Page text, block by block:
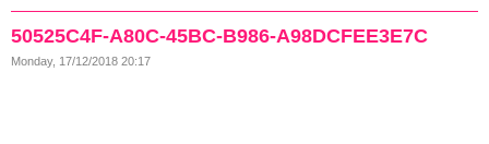
50525C4F-A80C-45BC-B986-A98DCFEE3E7C
Monday, 17/12/2018 20:17